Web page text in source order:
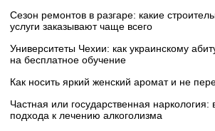
Сезон ремонтов в разгаре: какие
услуги заказывают чаще всего
Университеты Чехии: как украинскому
на бесплатное обучение
Как носить яркий женский аромат и не
Частная или государственная наркология:
подхода к лечению алкоголизма